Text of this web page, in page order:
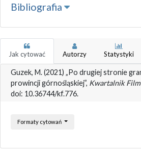
Bibliografia
Jak cytować Autorzy Statystyki
Guzek, M. (2021) „Po drugiej stronie
prowincji górnośląskiej”, Kwartalnik
doi: 10.36744/kf.776.
Formaty cytowań